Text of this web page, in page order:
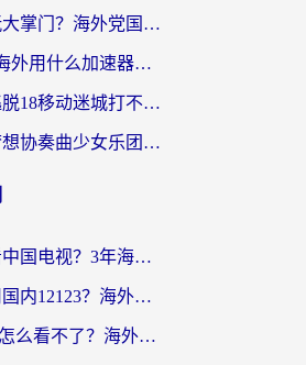
加拿大怎么玩大掌门？海外党国服游戏加速避坑指南（附实用工具推荐）
新大话西游2海外用什么加速器登录？老玩家亲测有效的国服游戏加速指南
国外玩密室逃脱18移动迷城打不开怎么办？海外玩家亲测有效的解决指南
巴西怎么玩梦想协奏曲少女乐团派对？海外党必看的国服游戏加速全攻略（附波兰天涯明月刀实用技巧）
在国外怎样看中国电视？3年海外党亲测有效的追剧加速器指南
国外无法使用国内12123？海外华人必看：选对回国加速器，解决迪拜语音+12123访问难题
韩剧tv在国外怎么看不了？海外党追剧自由的终极解决方案来了